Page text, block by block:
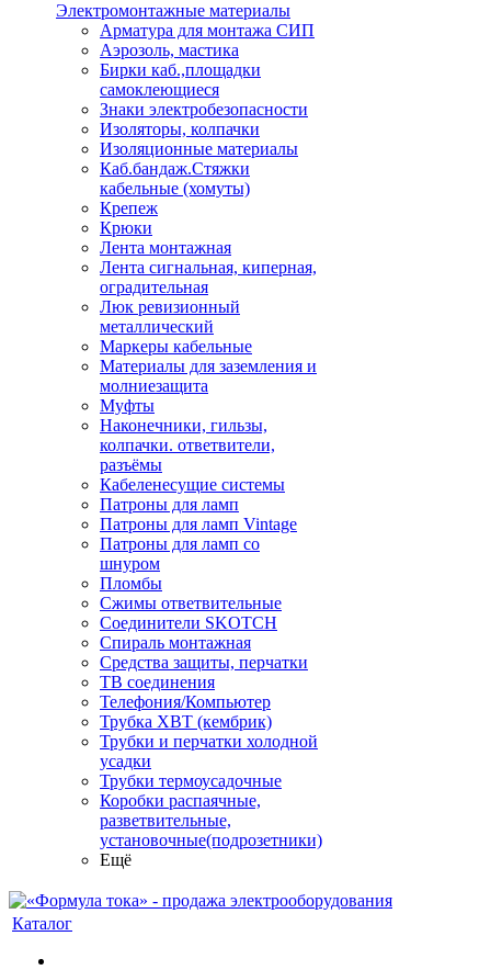
Электромонтажные материалы
Арматура для монтажа СИП
Аэрозоль, мастика
Бирки каб.,площадки
самоклеющиеся
Знаки электробезопасности
Изоляторы, колпачки
Изоляционные материалы
Каб.бандаж.Стяжки
кабельные (хомуты)
Крепеж
Крюки
Лента монтажная
Лента сигнальная, киперная,
оградительная
Люк ревизионный
металлический
Маркеры кабельные
Материалы для заземления и
молниезащита
Муфты
Наконечники, гильзы,
колпачки. ответвители,
разъёмы
Кабеленесущие системы
Патроны для ламп
Патроны для ламп Vintage
Патроны для ламп со
шнуром
Пломбы
Сжимы ответвительные
Соединители SKOTCH
Спираль монтажная
Средства защиты, перчатки
ТВ соединения
Телефония/Компьютер
Трубка ХВТ (кембрик)
Трубки и перчатки холодной
усадки
Трубки термоусадочные
Коробки распаячные,
разветвительные,
установочные(подрозетники)
Ещё
Каталог